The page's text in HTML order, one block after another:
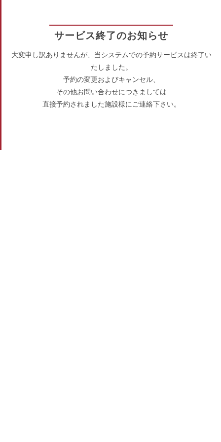
サービス終了のお知らせ
大変申し訳ありませんが、当システムでの予約サービスは終了い
たしました。
予約の変更およびキャンセル、
その他お問い合わせにつきましては
直接予約されました施設様にご連絡下さい。